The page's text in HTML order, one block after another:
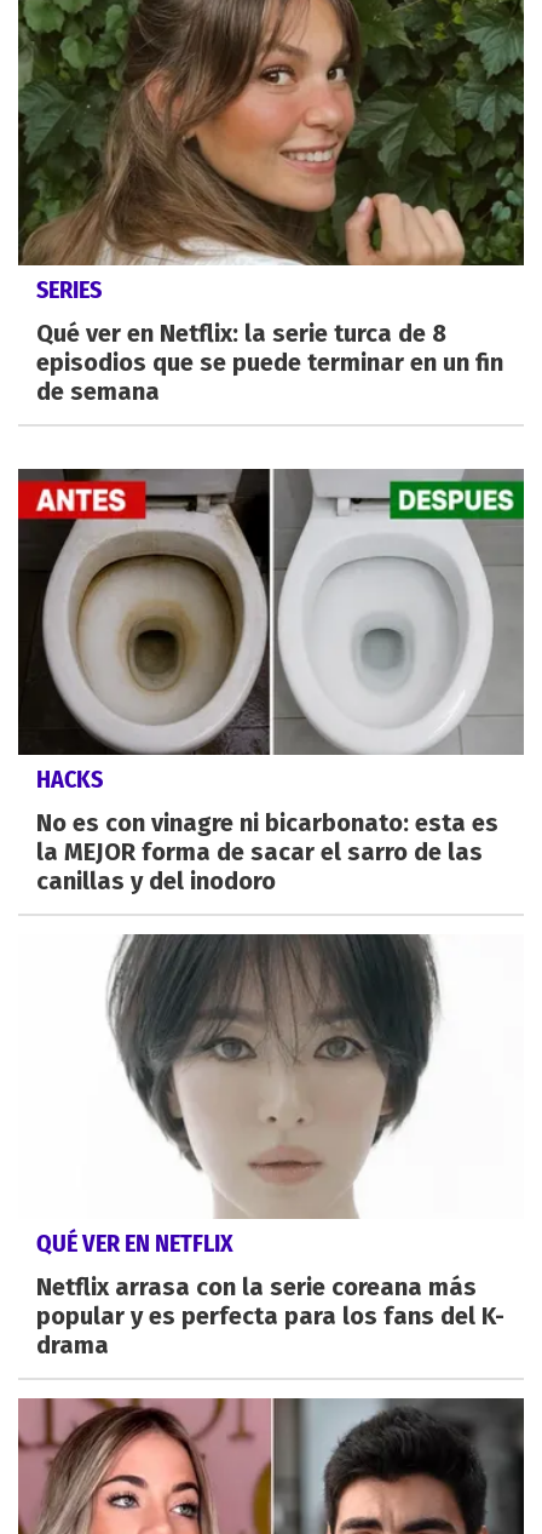
SERIES
Qué ver en Netflix: la serie turca de 8
episodios que se puede terminar en un fin
de semana
HACKS
No es con vinagre ni bicarbonato: esta es
la MEJOR forma de sacar el sarro de las
canillas y del inodoro
QUÉ VER EN NETFLIX
Netflix arrasa con la serie coreana más
popular y es perfecta para los fans del K-
drama